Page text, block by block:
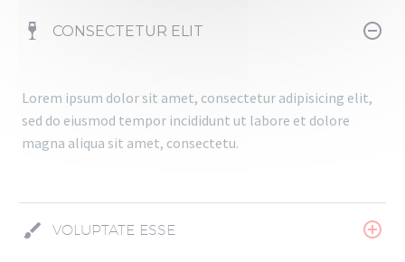
CONSECTETUR ELIT
Lorem ipsum dolor sit amet, consectetur adipisicing elit,
sed do eiusmod tempor incididunt ut labore et dolore
magna aliqua sit amet, consectetu.
VOLUPTATE ESSE